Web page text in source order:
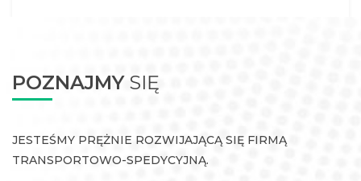
POZNAJMYSIĘ
JESTEŚMY PRĘŻNIE ROZWIJAJĄCĄ SIĘ FIRMĄ
TRANSPORTOWO-SPEDYCYJNĄ.